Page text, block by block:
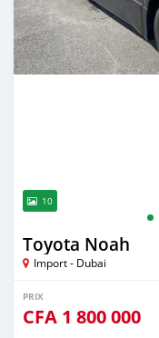
10
Toyota Noah
Import - Dubai
PRIX
CFA 1 800 000